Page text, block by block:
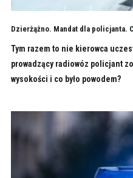
Dzierżążno. Mandat dla policjanta.
Tym razem to nie kierowca
prowadzący radiowóz policjant
wysokości i co było powodem?